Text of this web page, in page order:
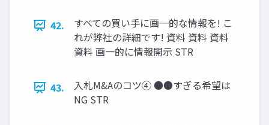
42.
すべての買い手に画一的な情報を! こ
れが弊社の詳細です! 資料 資料 資料
資料 画一的に情報開示 STR
43.
入札M&Aのコツ④ ●●すぎる希望は
NG STR